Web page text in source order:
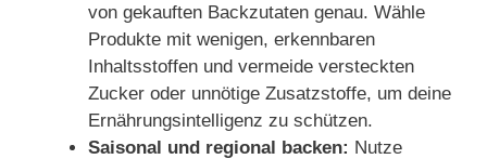
von gekauften Backzutaten genau. Wähle
Produkte mit wenigen, erkennbaren
Inhaltsstoffen und vermeide versteckten
Zucker oder unnötige Zusatzstoffe, um deine
Ernährungsintelligenz zu schützen.
Saisonal und regional backen: Nutze